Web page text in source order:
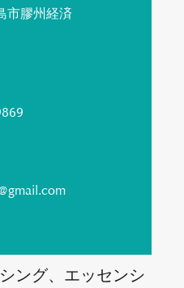
市膠州経済
ング、エッセンシ